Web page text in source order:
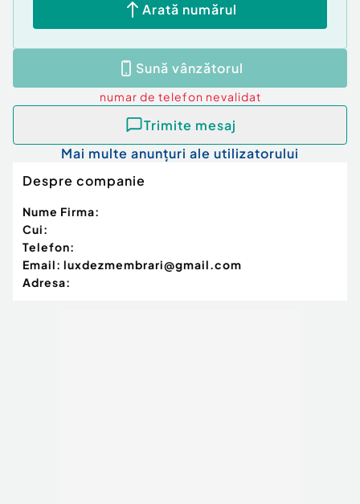
Arată numărul
Sună vânzătorul
numar de telefon nevalidat
Trimite mesaj
Mai multe anunțuri ale utilizatorului
Despre companie
Nume Firma:
Cui:
Telefon:
Email: luxdezmembrari@gmail.com
Adresa: